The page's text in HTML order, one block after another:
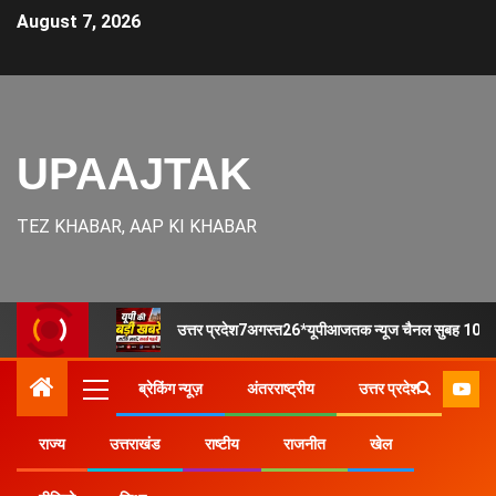
August 7, 2026
UPAAJTAK
TEZ KHABAR, AAP KI KHABAR
उत्तर प्रदेश7अगस्त26*यूपीआजतक न्यूज चैनल सुबह 10
ब्रेकिंग न्यूज़ अंतरराष्ट्रीय उत्तर प्रदेश
राज्य उत्तराखंड राष्टीय राजनीत खेल